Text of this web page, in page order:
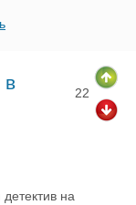
в
22
на